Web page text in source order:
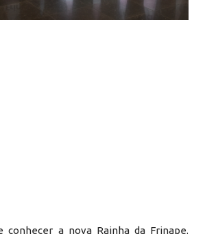
conhecer a nova Rainha da Frinape.